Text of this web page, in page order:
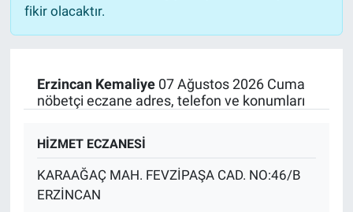
fikir olacaktır.
Erzincan Kemaliye07 Ağustos 2026 Cuma
nöbetçi eczane adres, telefon ve konumları
HİZMET ECZANESİ
KARAAĞAÇ MAH. FEVZİPAŞA CAD. NO:46/B
ERZİNCAN
EĞİTİM
BİLİM VE TEKNOLOJİ
Güvenlik